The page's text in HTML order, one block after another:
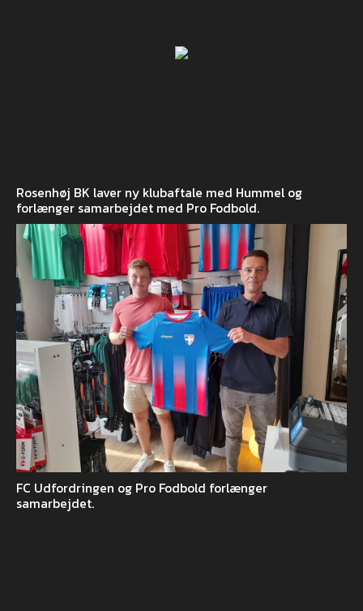
Rosenhøj BK laver ny klubaftale med Hummel og
forlænger samarbejdet med Pro Fodbold.
FC Udfordringen og Pro Fodbold forlænger
samarbejdet.